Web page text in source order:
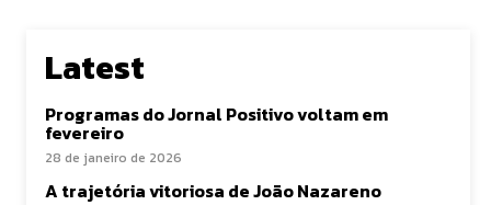
Latest
Programas do Jornal Positivo voltam em
fevereiro
28 de janeiro de 2026
A trajetória vitoriosa de João Nazareno